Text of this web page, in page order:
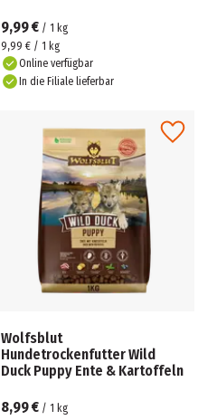
9,99 € / 1 kg
9,99 € / 1 kg
Online verfügbar
In die Filiale lieferbar
Wolfsblut
Hundetrockenfutter Wild
Duck Puppy Ente & Kartoffeln
8,99 € / 1 kg